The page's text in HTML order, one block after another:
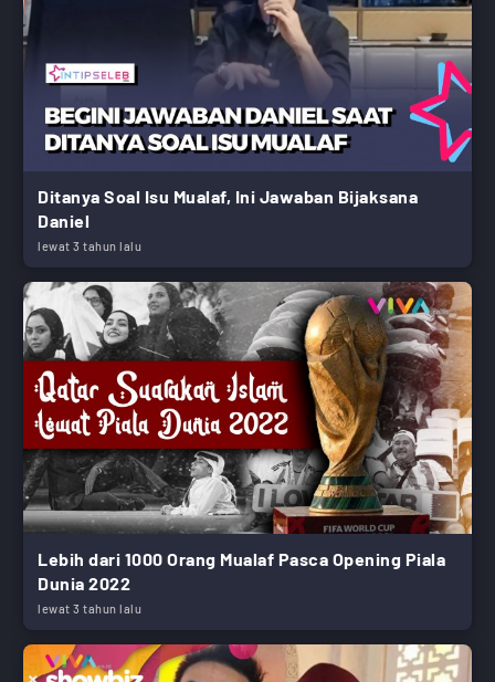
Ditanya Soal Isu Mualaf, Ini Jawaban Bijaksana
Daniel
lewat 3 tahun lalu
Lebih dari 1000 Orang Mualaf Pasca Opening Piala
Dunia 2022
lewat 3 tahun lalu